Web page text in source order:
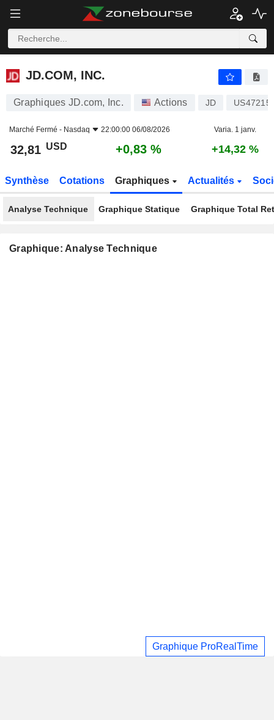
JD.COM, INC.
JD.COM, INC.
Graphiques JD.com, Inc. Actions JD
Marché Fermé - Nasdaq 22:00:00 06/08/2026 Varia. 1 janv.
32,81 USD +0,83 % +14,32 %
Synthèse Cotations Graphiques Actualités
Analyse Technique Graphique Statique Graphique Total
Graphique: Analyse Technique
Graphique ProRealTime